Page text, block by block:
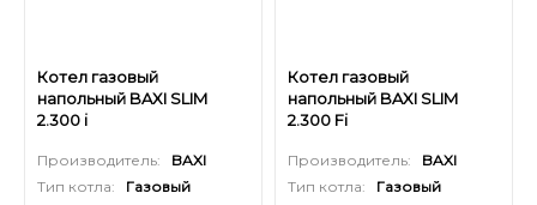
Котел газовый
напольный BAXI SLIM
2.300 i
Производитель:
BAXI
Тип котла:
Газовый
Котел газовый
напольный BAXI SLIM
2.300 Fi
Производитель:
BAXI
Тип котла:
Газовый